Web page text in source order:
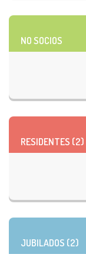
NO SOCIOS
RESIDENTES (2)
JUBILADOS (2)